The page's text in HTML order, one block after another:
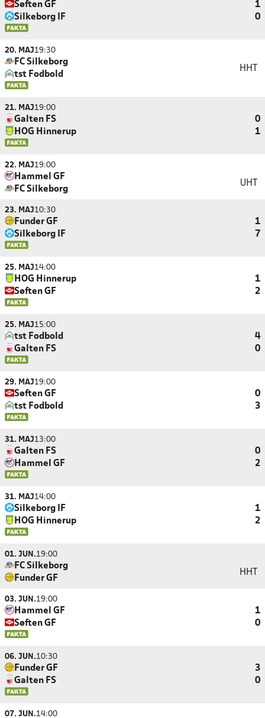
Søften GF
1
Silkeborg IF
0
20. MAJ19:30
FC Silkeborg
tst Fodbold
HHT
21. MAJ19:00
Galten FS
0
HOG Hinnerup
1
22. MAJ19:00
Hammel GF
FC Silkeborg
UHT
23. MAJ10:30
Funder GF
1
Silkeborg IF
7
25. MAJ14:00
HOG Hinnerup
1
Søften GF
2
25. MAJ15:00
tst Fodbold
4
Galten FS
0
29. MAJ19:00
Søften GF
0
tst Fodbold
3
31. MAJ13:00
Galten FS
0
Hammel GF
2
31. MAJ14:00
Silkeborg IF
1
HOG Hinnerup
2
01. JUN.19:00
FC Silkeborg
Funder GF
HHT
03. JUN.19:00
Hammel GF
1
Søften GF
0
06. JUN.10:30
Funder GF
3
Galten FS
0
07. JUN.14:00